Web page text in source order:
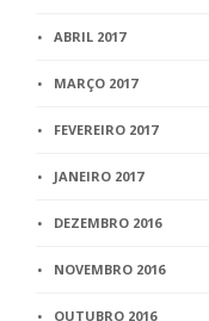
ABRIL 2017
MARÇO 2017
FEVEREIRO 2017
JANEIRO 2017
DEZEMBRO 2016
NOVEMBRO 2016
OUTUBRO 2016